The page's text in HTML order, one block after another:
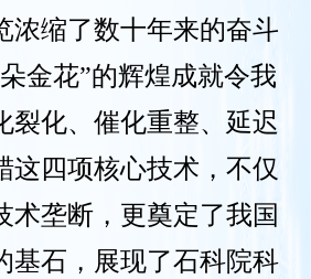
浓缩了数十年来的奋斗
金花”的辉煌成就令我
裂化、催化重整、延迟
这四项核心技术，不仅
术垄断，更奠定了我国
基石，展现了石科院科